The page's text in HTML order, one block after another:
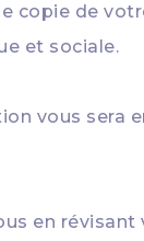
copie de
et sociale.
vous sera
en révisant